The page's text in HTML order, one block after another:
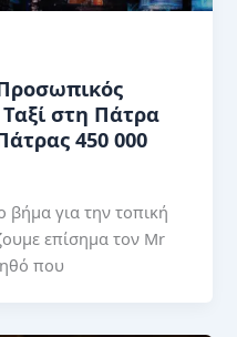
στη Πάτρα
450 000
βήμα για την τοπική
επίσημα τον Mr
που